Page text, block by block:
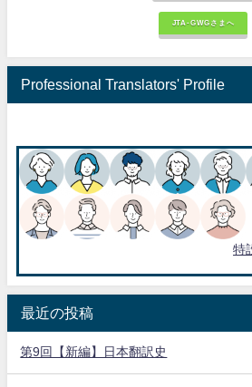
JTA-GWGさまへ
Professional Translators' Profile
特
最近の投稿
第9回【新編】日本翻訳史